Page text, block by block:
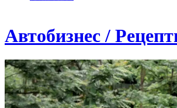
Автобизнес /